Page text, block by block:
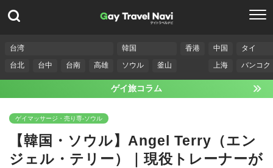
台湾
台北
台中 台南 高雄
韓国
ソウル
釜山
香港
中国
上海
タイ
バンコク
ゲイ旅コラム
ゲイマッサージ・売り専-ソウル
【韓国・ソウル】Angel Terry（エン
ジェル・テリー）｜現役トレーナーが